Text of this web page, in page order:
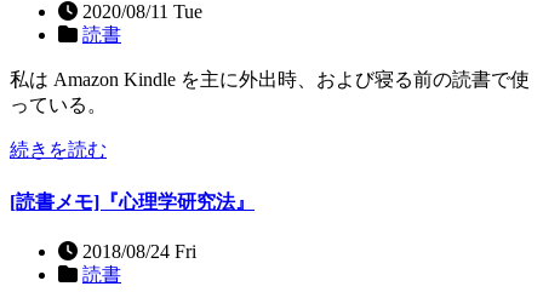
2020/08/11 Tue
読書
私は Amazon Kindle を主に外出時、および寝る前の読書で使
っている。
続きを読む
[読書メモ]『心理学研究法』
2018/08/24 Fri
読書